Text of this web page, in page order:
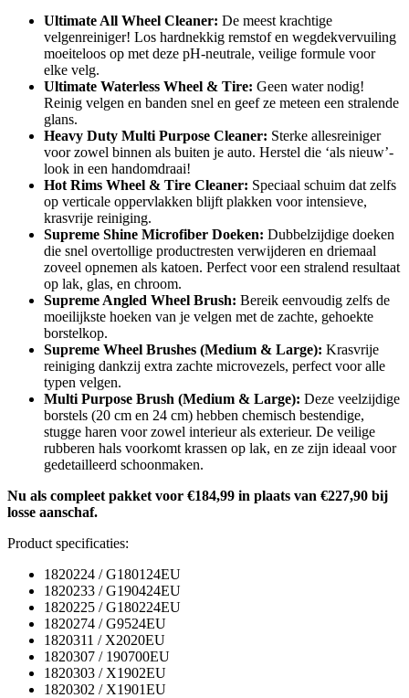
Ultimate All Wheel Cleaner: De meest krachtige
velgenreiniger! Los hardnekkig remstof en wegdekvervuiling
moeiteloos op met deze pH-neutrale, veilige formule voor
elke velg.
Ultimate Waterless Wheel & Tire: Geen water nodig!
Reinig velgen en banden snel en geef ze meteen een stralende
glans.
Heavy Duty Multi Purpose Cleaner: Sterke allesreiniger
voor zowel binnen als buiten je auto. Herstel die ‘als nieuw’-
look in een handomdraai!
Hot Rims Wheel & Tire Cleaner: Speciaal schuim dat zelfs
op verticale oppervlakken blijft plakken voor intensieve,
krasvrije reiniging.
Supreme Shine Microfiber Doeken: Dubbelzijdige doeken
die snel overtollige productresten verwijderen en driemaal
zoveel opnemen als katoen. Perfect voor een stralend resultaat
op lak, glas, en chroom.
Supreme Angled Wheel Brush: Bereik eenvoudig zelfs de
moeilijkste hoeken van je velgen met de zachte, gehoekte
borstelkop.
Supreme Wheel Brushes (Medium & Large): Krasvrije
reiniging dankzij extra zachte microvezels, perfect voor alle
typen velgen.
Multi Purpose Brush (Medium & Large): Deze veelzijdige
borstels (20 cm en 24 cm) hebben chemisch bestendige,
stugge haren voor zowel interieur als exterieur. De veilige
rubberen hals voorkomt krassen op lak, en ze zijn ideaal voor
gedetailleerd schoonmaken.
Nu als compleet pakket voor €184,99 in plaats van €227,90 bij
losse aanschaf.
Product specificaties:
1820224 / G180124EU
1820233 / G190424EU
1820225 / G180224EU
1820274 / G9524EU
1820311 / X2020EU
1820307 / 190700EU
1820303 / X1902EU
1820302 / X1901EU